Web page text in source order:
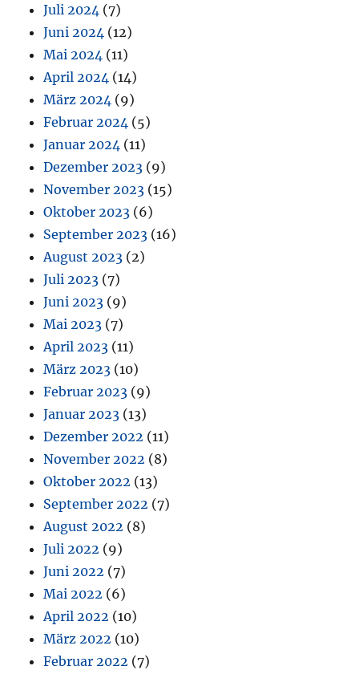
Juli 2024 (7)
Juni 2024 (12)
Mai 2024 (11)
April 2024 (14)
März 2024 (9)
Februar 2024 (5)
Januar 2024 (11)
Dezember 2023 (9)
November 2023 (15)
Oktober 2023 (6)
September 2023 (16)
August 2023 (2)
Juli 2023 (7)
Juni 2023 (9)
Mai 2023 (7)
April 2023 (11)
März 2023 (10)
Februar 2023 (9)
Januar 2023 (13)
Dezember 2022 (11)
November 2022 (8)
Oktober 2022 (13)
September 2022 (7)
August 2022 (8)
Juli 2022 (9)
Juni 2022 (7)
Mai 2022 (6)
April 2022 (10)
März 2022 (10)
Februar 2022 (7)